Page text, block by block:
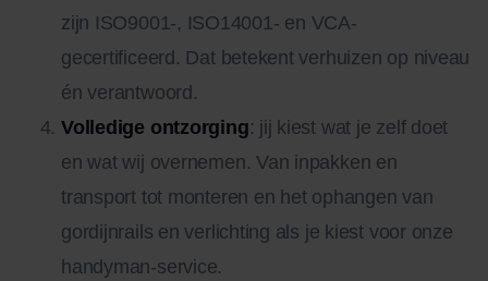
zijn ISO9001-, ISO14001- en VCA-
gecertificeerd. Dat betekent verhuizen op niveau
én verantwoord.
Volledige ontzorging: jij kiest wat je zelf doet
en wat wij overnemen. Van inpakken en
transport tot monteren en het ophangen van
gordijnrails en verlichting als je kiest voor onze
handyman-service.